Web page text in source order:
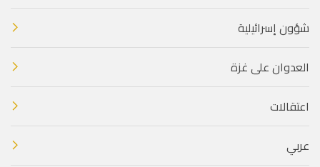
شؤون إسرائيلية
العدوان على غزة
اعتقالات
عربي